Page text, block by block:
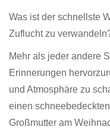
Was ist der schnellste
Zuflucht zu
Mehr als jeder andere
Erinnerungen
und Atmosphäre zu
einen
Großmutter am